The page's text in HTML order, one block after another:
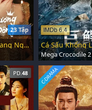
23 Tập
Suỵt, Quốc Vương Đang Ngủ Đông
IMDb 6.4
Cá Sấu Khổng
Mega Crocodile 2
PD. 48 C-DRAMA